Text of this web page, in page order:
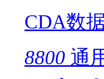
CDA数
8800 通